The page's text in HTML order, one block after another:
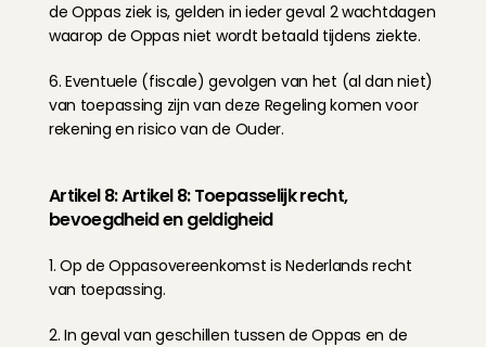
de Oppas ziek is, gelden in ieder geval 2 wachtdagen
waarop de Oppas niet wordt betaald tijdens ziekte.
6. Eventuele (fiscale) gevolgen van het (al dan niet)
van toepassing zijn van deze Regeling komen voor
rekening en risico van de Ouder.
Artikel 8: Artikel 8: Toepasselijk recht,
bevoegdheid en geldigheid
1. Op de Oppasovereenkomst is Nederlands recht
van toepassing.
2. In geval van geschillen tussen de Oppas en de